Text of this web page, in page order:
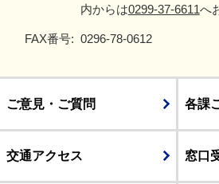
内からは0299-37-6611へ
FAX番号: 0296-78-0612
ご意見・ご質問 各課
交通アクセス 窓口